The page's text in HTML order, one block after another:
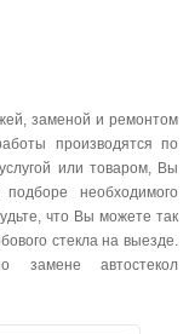
заменой и ремонтом
производятся по
или товаром, Вы
необходимого
что Вы можете так
стекла на выезде.
замене автостекол